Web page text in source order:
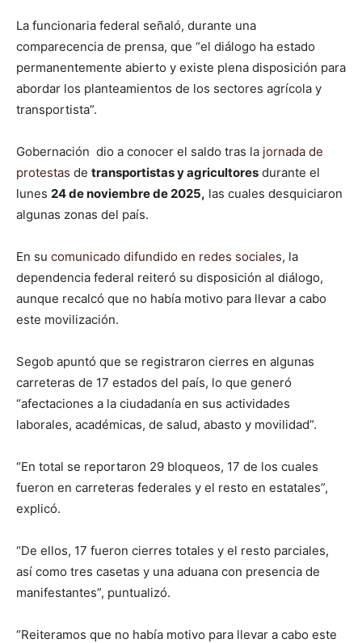
La funcionaria federal señaló, durante una
comparecencia de prensa, que “el diálogo ha estado
permanentemente abierto y existe plena disposición para
abordar los planteamientos de los sectores agrícola y
transportista”.
Gobernación dio a conocer el saldo tras la jornada de
protestas de transportistas y agricultores durante el
lunes 24 de noviembre de 2025, las cuales desquiciaron
algunas zonas del país.
En su comunicado difundido en redes sociales, la
dependencia federal reiteró su disposición al diálogo,
aunque recalcó que no había motivo para llevar a cabo
este movilización.
Segob apuntó que se registraron cierres en algunas
carreteras de 17 estados del país, lo que generó
“afectaciones a la ciudadanía en sus actividades
laborales, académicas, de salud, abasto y movilidad”.
“En total se reportaron 29 bloqueos, 17 de los cuales
fueron en carreteras federales y el resto en estatales”,
explicó.
“De ellos, 17 fueron cierres totales y el resto parciales,
así como tres casetas y una aduana con presencia de
manifestantes”, puntualizó.
“Reiteramos que no había motivo para llevar a cabo este